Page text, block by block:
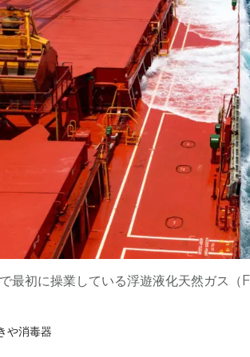
最初に操業している浮遊液化天然ガス
や消毒器